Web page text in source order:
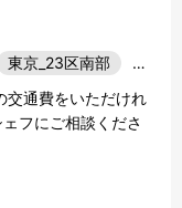
東京_23区南部
…
交通費をいただけれ
フにご相談くださ